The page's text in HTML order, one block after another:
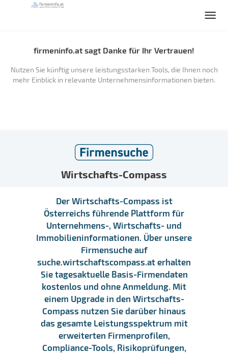
firmeninfo.at sagt Danke für Ihr Vertrauen!
Nutzen Sie künftig unsere leistungsstarken Tools, die Ihnen noch
mehr Einblick in relevante Unternehmensinformationen bieten.
Wirtschafts-Compass
Der Wirtschafts-Compass ist
Österreichs führende Plattform für
Unternehmens-, Wirtschafts- und
Immobilieninformationen. Über unsere
Firmensuche auf
suche.wirtschaftscompass.at erhalten
Sie tagesaktuelle Basis-Firmendaten
kostenlos und ohne Anmeldung. Mit
einem Upgrade in den Wirtschafts-
Compass nutzen Sie darüber hinaus
das gesamte Leistungsspektrum mit
erweiterten Firmenprofilen,
Compliance-Tools, Risikoprüfungen,